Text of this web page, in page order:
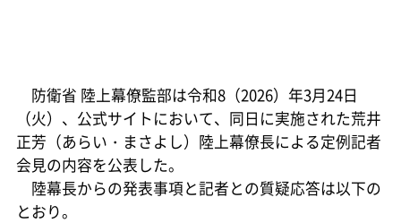
防衛省 陸上幕僚監部は令和8（2026）年3月24日
（火）、公式サイトにおいて、同日に実施された荒井
正芳（あらい・まさよし）陸上幕僚長による定例記者
会見の内容を公表した。
陸幕長からの発表事項と記者との質疑応答は以下の
とおり。